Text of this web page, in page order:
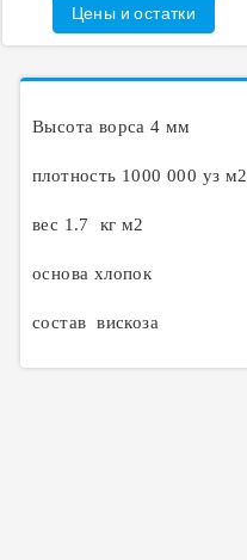
Цены и остатки
Высота ворса 4 мм
плотность 1000 000 уз м2
вес 1.7 кг м2
основа хлопок
состав вискоза